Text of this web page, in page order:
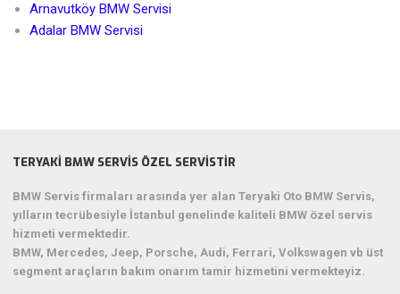
Arnavutköy BMW Servisi
Adalar BMW Servisi
TERYAKI BMW SERVIS ÖZEL SERVISTIR
BMW Servis firmaları arasında yer alan Teryaki Oto BMW Servis,
yılların tecrübesiyle İstanbul genelinde kaliteli BMW özel servis
hizmeti vermektedir.
BMW, Mercedes, Jeep, Porsche, Audi, Ferrari, Volkswagen vb üst
segment araçların bakım onarım tamir hizmetini vermekteyiz.